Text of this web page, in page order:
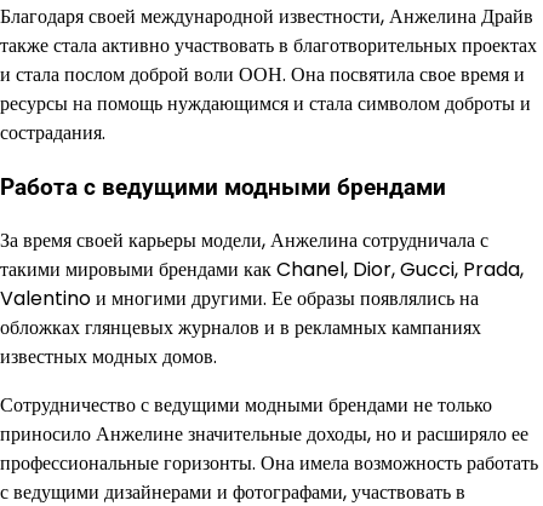
Благодаря своей международной известности, Анжелина Драйв
также стала активно участвовать в благотворительных проектах
и стала послом доброй воли ООН. Она посвятила свое время и
ресурсы на помощь нуждающимся и стала символом доброты и
сострадания.
Работа с ведущими модными брендами
За время своей карьеры модели, Анжелина сотрудничала с
такими мировыми брендами как Chanel, Dior, Gucci, Prada,
Valentino и многими другими. Ее образы появлялись на
обложках глянцевых журналов и в рекламных кампаниях
известных модных домов.
Сотрудничество с ведущими модными брендами не только
приносило Анжелине значительные доходы, но и расширяло ее
профессиональные горизонты. Она имела возможность работать
с ведущими дизайнерами и фотографами, участвовать в